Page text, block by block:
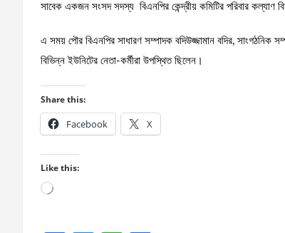
সাবেক একজন সংসদ সদস্য বিএনপির কেন্দ্রীয় কমিটির পরিবার কল্যাণ
এ সময় পৌর বিএনপির সাধারণ সম্পাদক বদিউজ্জামান বদির, সাংগঠনিক
বিভিন্ন ইউনিটের নেতা-কর্মীরা উপস্থিত ছিলেন।
Share this:
Facebook X
Like this:
Loading…